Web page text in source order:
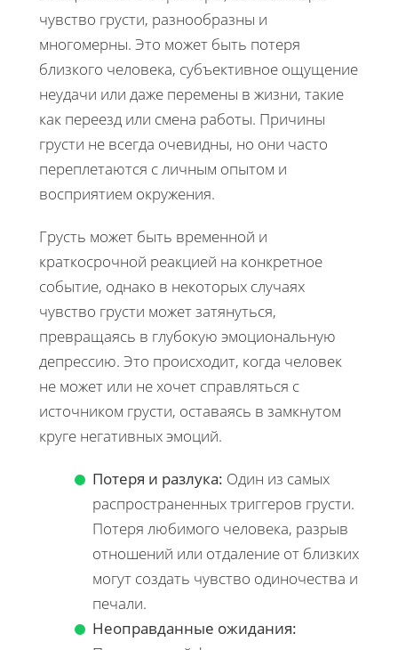
чувство грусти, разнообразны и
многомерны. Это может быть потеря
близкого человека, субъективное ощущение
неудачи или даже перемены в жизни, такие
как переезд или смена работы. Причины
грусти не всегда очевидны, но они часто
переплетаются с личным опытом и
восприятием окружения.
Грусть может быть временной и
краткосрочной реакцией на конкретное
событие, однако в некоторых случаях
чувство грусти может затянуться,
превращаясь в глубокую эмоциональную
депрессию. Это происходит, когда человек
не может или не хочет справляться с
источником грусти, оставаясь в замкнутом
круге негативных эмоций.
Потеря и разлука: Один из самых
распространенных триггеров грусти.
Потеря любимого человека, разрыв
отношений или отдаление от близких
могут создать чувство одиночества и
печали.
Неоправданные ожидания: